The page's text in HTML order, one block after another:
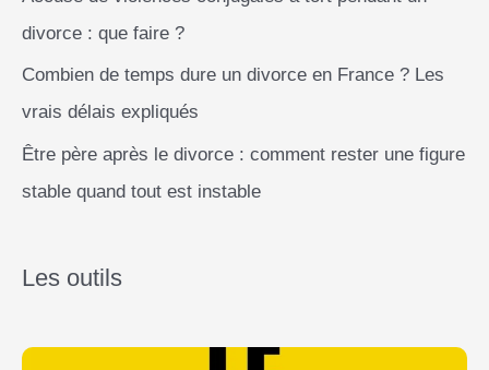
divorce : que faire ?
Combien de temps dure un divorce en France ? Les
vrais délais expliqués
Être père après le divorce : comment rester une figure
stable quand tout est instable
Les outils